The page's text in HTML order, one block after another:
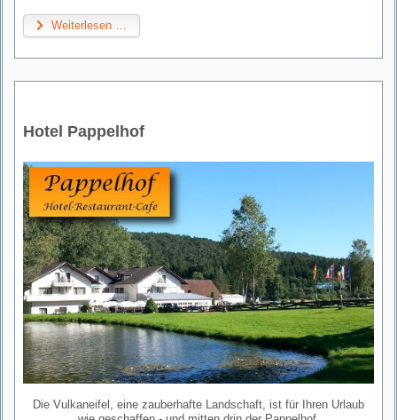
Weiterlesen …
Hotel Pappelhof
Die Vulkaneifel, eine zauberhafte Landschaft, ist für Ihren Urlaub